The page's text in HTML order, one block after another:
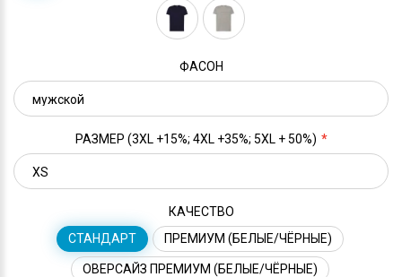
ФАСОН
РАЗМЕР (3XL +15%; 4XL +35%; 5XL + 50%)
КАЧЕСТВО
СТАНДАРТ
ПРЕМИУМ (БЕЛЫЕ/ЧЁРНЫЕ)
ОВЕРСАЙЗ ПРЕМИУМ (БЕЛЫЕ/ЧЁРНЫЕ)